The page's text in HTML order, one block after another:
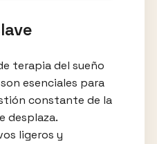
terapia del sueño
esenciales para
constante de la
desplaza.
ligeros y